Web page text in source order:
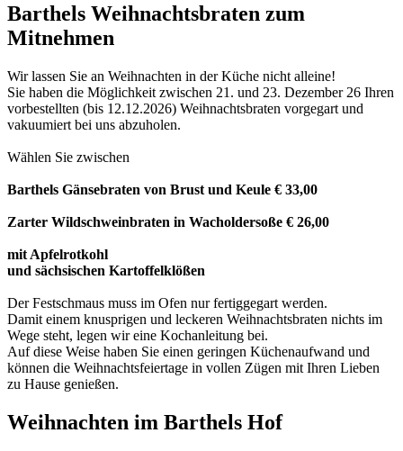
Barthels Weihnachtsbraten zum
Mitnehmen
Wir lassen Sie an Weihnachten in der Küche nicht alleine!
Sie haben die Möglichkeit zwischen 21. und 23. Dezember 26 Ihren
vorbestellten (bis 12.12.2026) Weihnachtsbraten vorgegart und
vakuumiert bei uns abzuholen.
Wählen Sie zwischen
Barthels Gänsebraten von Brust und Keule € 33,00
Zarter Wildschweinbraten in Wacholdersoße € 26,00
mit Apfelrotkohl
und sächsischen Kartoffelklößen
Der Festschmaus muss im Ofen nur fertiggegart werden.
Damit einem knusprigen und leckeren Weihnachtsbraten nichts im
Wege steht, legen wir eine Kochanleitung bei.
Auf diese Weise haben Sie einen geringen Küchenaufwand und
können die Weihnachtsfeiertage in vollen Zügen mit Ihren Lieben
zu Hause genießen.
Weihnachten im Barthels Hof